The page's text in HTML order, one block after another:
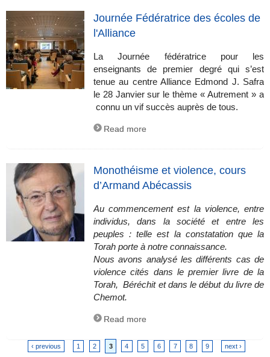
Journée Fédératrice des écoles de
l'Alliance
La Journée fédératrice pour les
enseignants de premier degré qui s’est
tenue au centre Alliance Edmond J. Safra
le 28 Janvier sur le thème « Autrement » a
connu un vif succès auprès de tous.
Read more
Monothéisme et violence, cours
d’Armand Abécassis
Au commencement est la violence, entre
individus, dans la société et entre les
peuples : telle est la constatation que la
Torah porte à notre connaissance.
Nous avons analysé les différents cas de
violence cités dans le premier livre de la
Torah, Béréchit et dans le début du livre de
Chemot.
Read more
‹ previous 1 2 3 4 5 6 7 8 9 next ›